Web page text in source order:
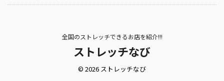
全国のストレッチできるお店を紹介!!!
ストレッチなび
© 2026 ストレッチなび